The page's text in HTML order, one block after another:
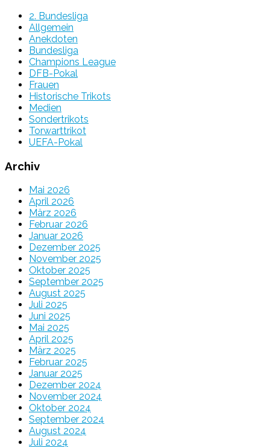
2. Bundesliga
Allgemein
Anekdoten
Bundesliga
Champions League
DFB-Pokal
Frauen
Historische Trikots
Medien
Sondertrikots
Torwarttrikot
UEFA-Pokal
Archiv
Mai 2026
April 2026
März 2026
Februar 2026
Januar 2026
Dezember 2025
November 2025
Oktober 2025
September 2025
August 2025
Juli 2025
Juni 2025
Mai 2025
April 2025
März 2025
Februar 2025
Januar 2025
Dezember 2024
November 2024
Oktober 2024
September 2024
August 2024
Juli 2024